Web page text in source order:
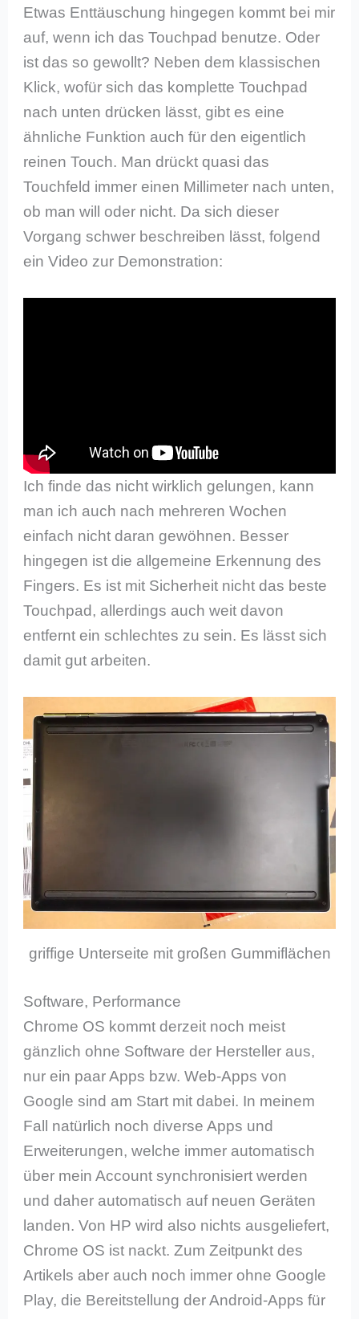
Etwas Enttäuschung hingegen kommt bei mir
auf, wenn ich das Touchpad benutze. Oder
ist das so gewollt? Neben dem klassischen
Klick, wofür sich das komplette Touchpad
nach unten drücken lässt, gibt es eine
ähnliche Funktion auch für den eigentlich
reinen Touch. Man drückt quasi das
Touchfeld immer einen Millimeter nach unten,
ob man will oder nicht. Da sich dieser
Vorgang schwer beschreiben lässt, folgend
ein Video zur Demonstration:
Ich finde das nicht wirklich gelungen, kann
man ich auch nach mehreren Wochen
einfach nicht daran gewöhnen. Besser
hingegen ist die allgemeine Erkennung des
Fingers. Es ist mit Sicherheit nicht das beste
Touchpad, allerdings auch weit davon
entfernt ein schlechtes zu sein. Es lässt sich
damit gut arbeiten.
griffige Unterseite mit großen Gummiflächen
Software, Performance
Chrome OS kommt derzeit noch meist
gänzlich ohne Software der Hersteller aus,
nur ein paar Apps bzw. Web-Apps von
Google sind am Start mit dabei. In meinem
Fall natürlich noch diverse Apps und
Erweiterungen, welche immer automatisch
über mein Account synchronisiert werden
und daher automatisch auf neuen Geräten
landen. Von HP wird also nichts ausgeliefert,
Chrome OS ist nackt. Zum Zeitpunkt des
Artikels aber auch noch immer ohne Google
Play, die Bereitstellung der Android-Apps für